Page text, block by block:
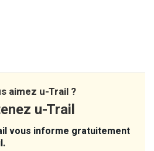
aimez u-Trail ?
u-Trail
vous informe gratuitement